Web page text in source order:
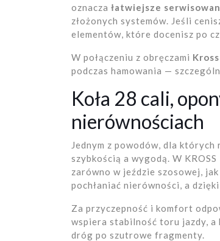
oznacza łatwiejsze
złożonych systemów. Jeśli
elementów, które docenisz po
W połączeniu z obręczami Kross
podczas hamowania —
Koła 28 cali,
nierównościach
Jednym z powodów, dla
szybkością a wygodą. W
zarówno w jeździe szosowej,
pochłaniać nierówności, a
Za przyczepność i komfort
wspiera stabilność toru jazdy,
dróg po szutrowe fragmenty.